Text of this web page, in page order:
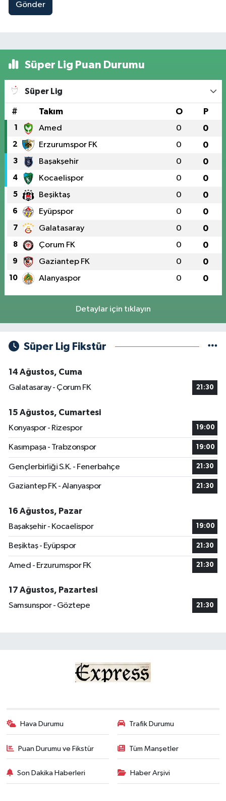
Gönder
Süper Lig Puan Durumu
Süper Lig
# Takım O P
1 Amed 0 0
2 Erzurumspor FK 0 0
3 Başakşehir 0 0
4 Kocaelispor 0 0
5 Beşiktaş 0 0
6 Eyüpspor 0 0
7 Galatasaray 0 0
8 Çorum FK 0 0
9 Gaziantep FK 0 0
10 Alanyaspor 0 0
Detaylar için tıklayın
Süper Lig Fikstür
14 Ağustos, Cuma
Galatasaray - Çorum FK
21:30
15 Ağustos, Cumartesi
Konyaspor - Rizespor
19:00
Kasımpaşa - Trabzonspor 19:00
Gençlerbirliği S.K. - Fenerbahçe 21:30
Gaziantep FK - Alanyaspor 21:30
16 Ağustos, Pazar
Başakşehir - Kocaelispor
19:00
Beşiktaş - Eyüpspor 21:30
Amed - Erzurumspor FK 21:30
17 Ağustos, Pazartesi
Samsunspor - Göztepe
21:30
Hava Durumu Trafik Durumu
Puan Durumu ve Fikstür Tüm Manşetler
Son Dakika Haberleri Haber Arşivi